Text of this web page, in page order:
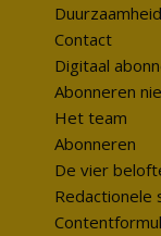
Contact
Digitaal
Abonneren
Het team
Abonneren
De vier
Redactionele